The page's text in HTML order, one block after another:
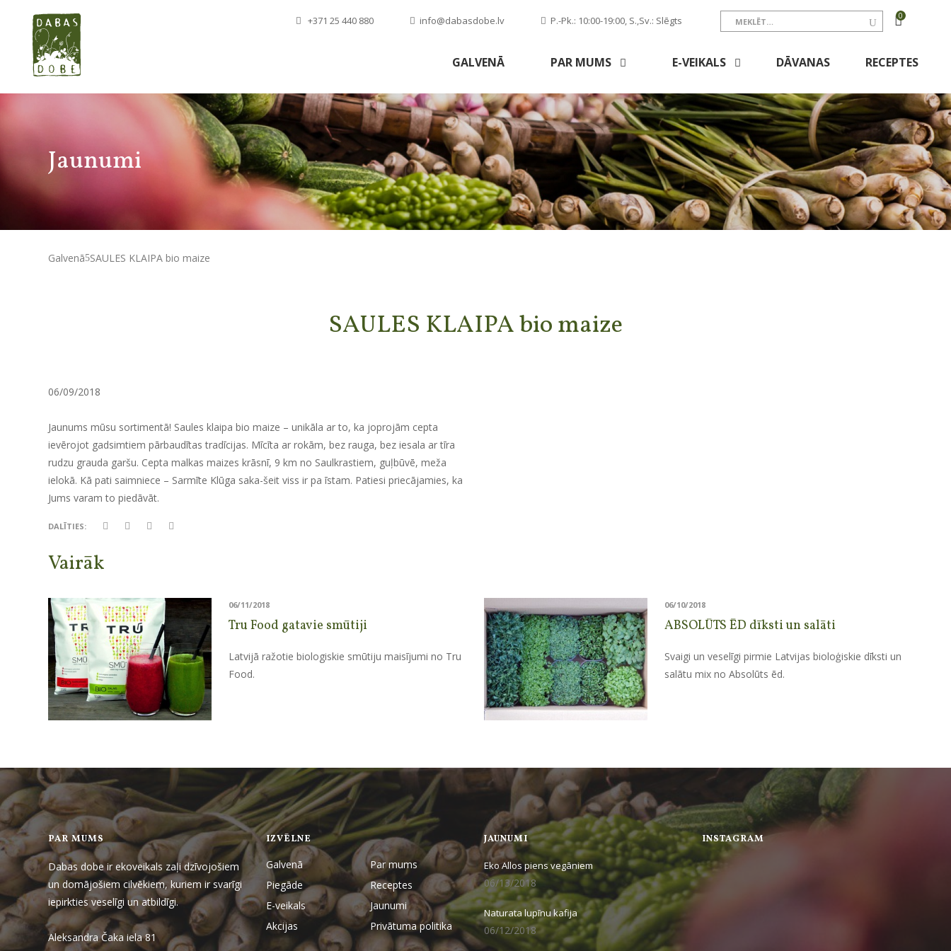
+371 25 440 880 info@dabasdobe.lv P.-Pk.: 10:00-19:00, S.,Sv.: Slēgts 0
GALVENĀ PAR MUMS E-VEIKALS DĀVANAS RECEPTES
Jaunumi
Galvenā SAULES KLAIPA bio maize
SAULES KLAIPA bio maize
06/09/2018
Jaunums mūsu sortimentā! Saules klaipa bio maize – unikāla ar to, ka joprojām cepta
ievērojot gadsimtiem pārbaudītas tradīcijas. Mīcīta ar rokām, bez rauga, bez iesala ar tīra
rudzu grauda garšu. Cepta malkas maizes krāsnī, 9 km no Saulkrastiem, guļbūvē, meža
ielokā. Kā pati saimniece – Sarmīte Klūga saka-šeit viss ir pa īstam. Patiesi priecājamies, ka
Jums varam to piedāvāt.
DALĪTIES:
Vairāk
06/11/2018
Tru Food gatavie smūtiji
Latvijā ražotie biologiskie smūtiju maisījumi no Tru
Food.
06/10/2018
ABSOLŪTS ĒD dīksti un salāti
Svaigi un veselīgi pirmie Latvijas bioloģiskie dīksti un
salātu mix no Absolūts ēd.
PAR MUMS
Dabas dobe ir ekoveikals zaļi dzīvojošiem
un domājošiem cilvēkiem, kuriem ir svarīgi
iepirkties veselīgi un atbildīgi.
Aleksandra Čaka iela 81
IZVĒLNE
Galvenā
Par mums
Piegāde
Receptes
E-veikals
Jaunumi
Akcijas
Privātuma politika
JAUNUMI
Eko Allos piens vegāniem
06/13/2018
Naturata lupīnu kafija
06/12/2018
INSTAGRAM